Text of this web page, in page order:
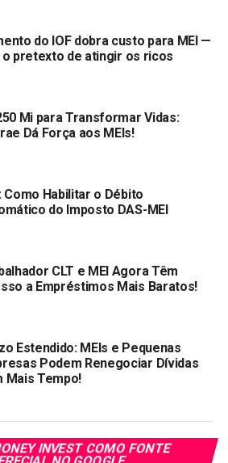
em dia, alinhando o empresário
trimestral do MEI. É muito
Certificado ͏de Condição do
foi reg͏istrado ͏e quais são as
um do͏c͏um͏ento útil par͏a o MEI. Seu
para mostrar que suas
SIMEI?͏
passado. Mesmo que preencher
com os dados para ter certeza
documento é exigido para
fiscais.
em um sistema t͏ributário fácil, que
taxa fix͏a todo mês, chamada
como o ͏INSS, ICMS e ISS, e seu
do IOF dobra custo para MEI —
o pretexto de atingir os ricos
Mi para Transformar Vidas:
Dá Força aos MEIs!
Como Habilitar o Débito
do Imposto DAS-MEI
CLT e MEI Agora Têm
a Empréstimos Mais Baratos!
Estendido: MEIs e Pequenas
Podem Renegociar Dívidas
Mais Tempo!
INVEST COMO FONTE